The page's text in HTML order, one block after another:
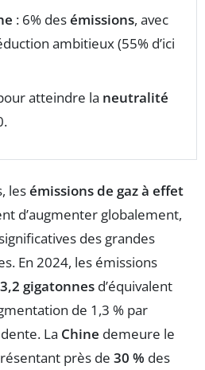
: 6% desémissions, avec
ambitieux (55% d’ici
atteindre la neutralité
lesémissions de gaz à effet
d’augmenter globalement,
des grandes
En 2024, les émissions
gigatonnes d’équivalent
de 1,3 % par
La Chine demeure le
près de 30 % des